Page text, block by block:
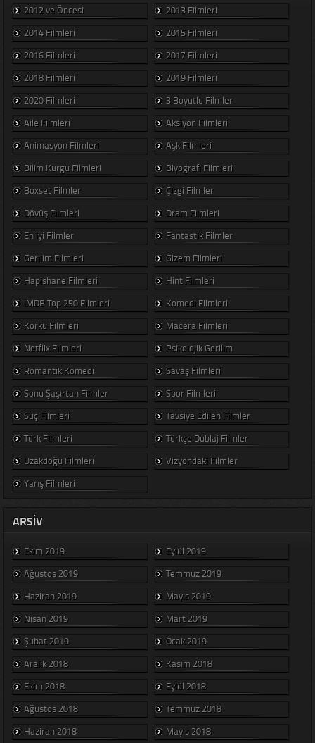
2012 ve Öncesi
2013 Filmleri
2014 Filmleri
2015 Filmleri
2016 Filmleri
2017 Filmleri
2018 Filmleri
2019 Filmleri
2020 Filmleri
3 Boyutlu Filmler
Aile Filmleri
Aksiyon Filmleri
Animasyon Filmleri
Aşk Filmleri
Bilim Kurgu Filmleri
Biyografi Filmleri
Boxset Filmler
Çizgi Filmler
Dövüş Filmleri
Dram Filmleri
En iyi Filmler
Fantastik Filmler
Gerilim Filmleri
Gizem Filmleri
Hapishane Filmleri
Hint Filmleri
IMDB Top 250 Filmleri
Komedi Filmleri
Korku Filmleri
Macera Filmleri
Netflix Filmleri
Psikolojik Gerilim
Romantik Komedi
Savaş Filmleri
Sonu Şaşırtan Filmler
Spor Filmleri
Suç Filmleri
Tavsiye Edilen Filmler
Türk Filmleri
Türkçe Dublaj Filmler
Uzakdoğu Filmleri
Vizyondaki Filmler
Yarış Filmleri
ARSIV
Ekim 2019
Eylül 2019
Ağustos 2019
Temmuz 2019
Haziran 2019
Mayıs 2019
Nisan 2019
Mart 2019
Şubat 2019
Ocak 2019
Aralık 2018
Kasım 2018
Ekim 2018
Eylül 2018
Ağustos 2018
Temmuz 2018
Haziran 2018
Mayıs 2018